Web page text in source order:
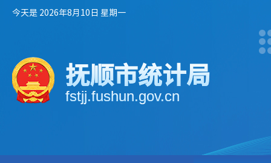
今天是 2026年8月10日 星期一
抚顺市统计局
fstjj.fushun.gov.cn